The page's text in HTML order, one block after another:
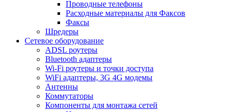
Проводные телефоны
Расходные материалы для Факсов
Факсы
Шредеры
Сетевое оборудование
ADSL роутеры
Bluetooth адаптеры
Wi-Fi роутеры и точки доступа
WiFi адаптеры, 3G 4G модемы
Антенны
Коммутаторы
Компоненты для монтажа сетей